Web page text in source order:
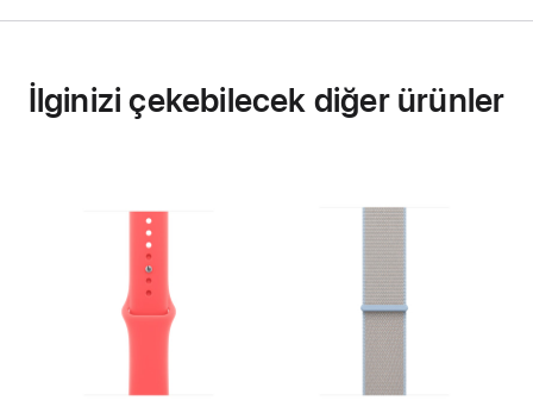
İlginizi çekebilecek diğer ürünler